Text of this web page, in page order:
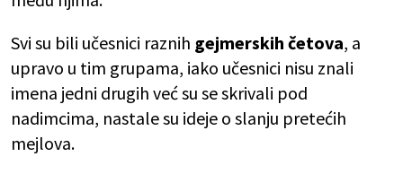
Svi su bili učesnici raznih gejmerskih četova, a
upravo u tim grupama, iako učesnici nisu znali
imena jedni drugih već su se skrivali pod
nadimcima, nastale su ideje o slanju pretećih
mejlova.